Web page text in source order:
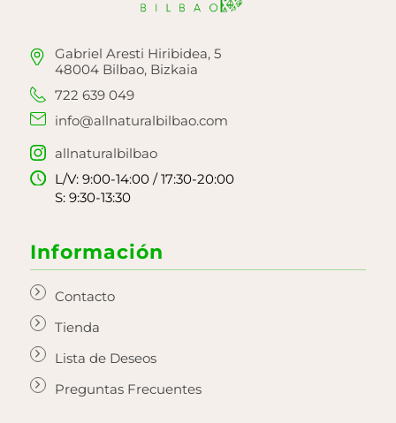
Gabriel Aresti Hiribidea, 5
48004 Bilbao, Bizkaia
722 639 049
info@allnaturalbilbao.com
allnaturalbilbao
L/V: 9:00-14:00 / 17:30-20:00
S: 9:30-13:30
Información
Contacto
Tienda
Lista de Deseos
Preguntas Frecuentes